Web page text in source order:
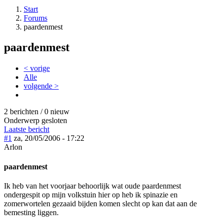
Start
Forums
paardenmest
paardenmest
< vorige
Alle
volgende >
2 berichten / 0 nieuw
Onderwerp gesloten
Laatste bericht
#1 za, 20/05/2006 - 17:22
Arlon
paardenmest
Ik heb van het voorjaar behoorlijk wat oude paardenmest
ondergespit op mijn volkstuin hier op heb ik spinazie en
zomerwortelen gezaaid bijden komen slecht op kan dat aan de
bemesting liggen.